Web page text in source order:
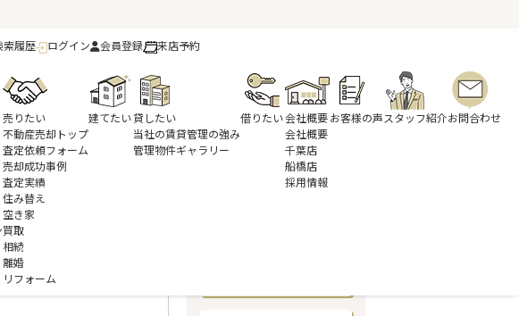
索履歴 ログイン 会員登録 来店予約
売りたい
不動産売却トップ
査定依頼フォーム
売却成功事例
査定実績
住み替え
空き家
買取
相続
離婚
リフォーム
建てたい貸したい
当社の賃貸管理の強み
管理物件ギャラリー
借りたい会社概要
会社概要
千葉店
船橋店
採用情報
お客様の声スタッフ紹介お問合わせ
区若松町の戸建の売却査定実績